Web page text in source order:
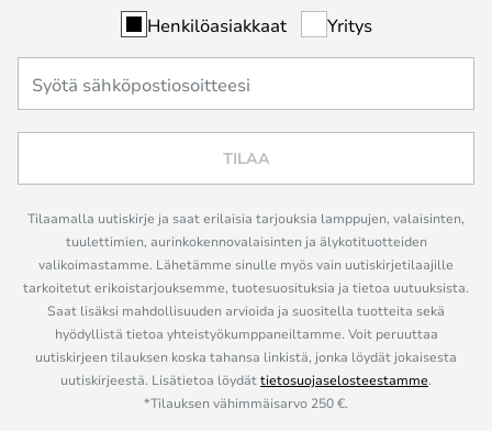
Henkilöasiakkaat Yritys
TILAA
Tilaamalla uutiskirje ja saat erilaisia tarjouksia lamppujen, valaisinten,
tuulettimien, aurinkokennovalaisinten ja älykotituotteiden
valikoimastamme. Lähetämme sinulle myös vain uutiskirjetilaajille
tarkoitetut erikoistarjouksemme, tuotesuosituksia ja tietoa uutuuksista.
Saat lisäksi mahdollisuuden arvioida ja suositella tuotteita sekä
hyödyllistä tietoa yhteistyökumppaneiltamme. Voit peruuttaa
uutiskirjeen tilauksen koska tahansa linkistä, jonka löydät jokaisesta
uutiskirjeestä. Lisätietoa löydättietosuojaselosteestamme.
*Tilauksen vähimmäisarvo 250 €.